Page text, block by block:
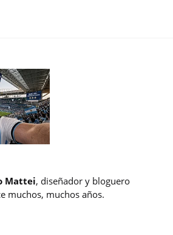
Mattei, diseñador y bloguero
muchos, muchos años.